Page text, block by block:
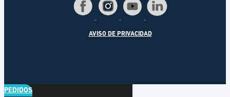
AVISO DE PRIVACIDAD
PEDIDOS